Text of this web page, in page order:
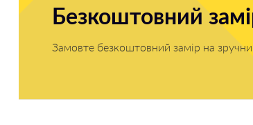
Безкоштовний
Замовте безкоштовний замір на